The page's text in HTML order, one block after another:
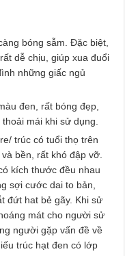
bóng sẫm. Đặc biệt,
dễ chịu, giúp xua đuổi
những giấc ngủ
đen, rất bóng đẹp,
mái khi sử dụng.
trúc có tuổi thọ trên
bền, rất khó đập vỡ.
kích thước đều nhau
sợi cước dai to bản,
đứt hat bẻ gãy. Khi sử
mát cho người sử
người gặp vấn đề về
trúc hạt đen có lớp